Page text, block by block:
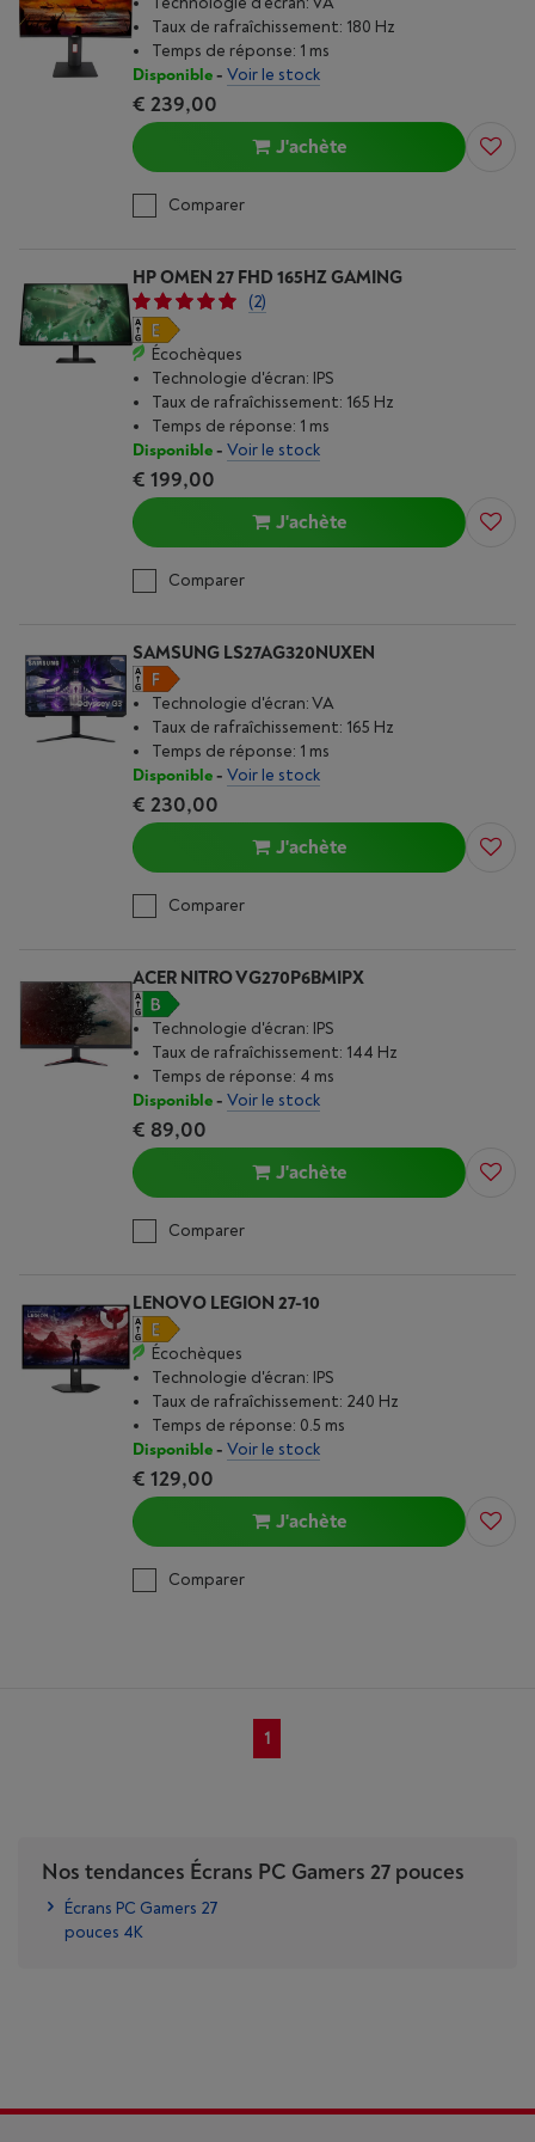
Taux de rafraîchissement: 180 Hz
Temps de réponse: 1 ms
Disponible- Voir le stock
€ 239,00
J'achète
Comparer
HP OMEN 27 FHD 165HZ GAMING
(2)
Écochèques
Technologie d'écran: IPS
Taux de rafraîchissement: 165 Hz
Temps de réponse: 1 ms
Disponible- Voir le stock
€ 199,00
J'achète
Comparer
SAMSUNG LS27AG320NUXEN
Technologie d'écran: VA
Taux de rafraîchissement: 165 Hz
Temps de réponse: 1 ms
Disponible- Voir le stock
€ 230,00
J'achète
Comparer
ACER NITRO VG270P6BMIPX
Technologie d'écran: IPS
Taux de rafraîchissement: 144 Hz
Temps de réponse: 4 ms
Disponible- Voir le stock
€ 89,00
J'achète
Comparer
LENOVO LEGION 27-10
Écochèques
Technologie d'écran: IPS
Taux de rafraîchissement: 240 Hz
Temps de réponse: 0.5 ms
Disponible- Voir le stock
€ 129,00
J'achète
Comparer
1
Nos tendances Écrans PC Gamers 27 pouces
Écrans PC Gamers 27
pouces 4K